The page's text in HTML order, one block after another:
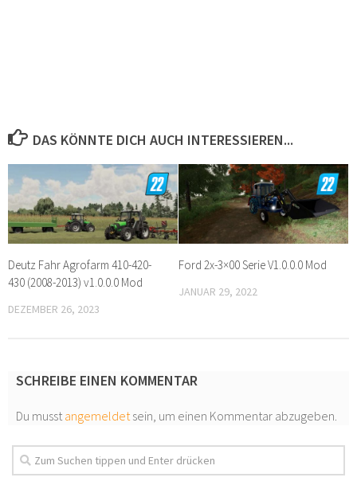
DAS KÖNNTE DICH AUCH INTERESSIEREN...
Deutz Fahr Agrofarm 410-420-
430 (2008-2013) v1.0.0.0 Mod
DEZEMBER 26, 2023
Ford 2x-3×00 Serie V1.0.0.0 Mod
JANUAR 29, 2022
SCHREIBE EINEN KOMMENTAR
Du musstangemeldetsein, um einen Kommentar abzugeben.